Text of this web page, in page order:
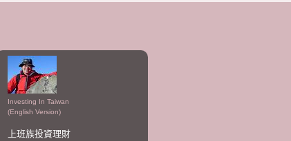
Investing In Taiwan
(English Version)
上班族投資理財